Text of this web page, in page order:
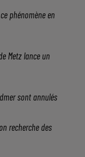
phénomène en
Metz lance un
sont annulés
recherche des